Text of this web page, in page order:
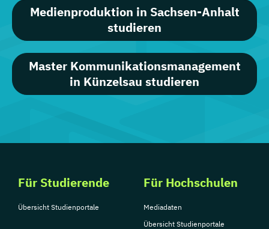
Medienproduktion in Sachsen-Anhalt
studieren
Master Kommunikationsmanagement
in Künzelsau studieren
Für Studierende
Übersicht Studienportale
Für Hochschulen
Mediadaten
Übersicht Studienportale